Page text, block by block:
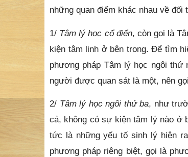
những quan điểm khác nhau về
1/ Tâm lý học cổ điển, còn gọi là
kiện tâm linh ở bên trong. Để tìm
phương pháp Tâm lý học ngôi
người được quan sát là một, nên
2/ Tâm lý học ngôi thứ ba, như
cả, không có sự kiện tâm lý nào ở
tức là những yếu tố sinh lý hiện
phương pháp riêng biệt, gọi là